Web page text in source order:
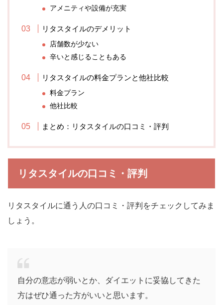
アメニティや設備が充実
リタスタイルのデメリット
店舗数が少ない
辛いと感じることもある
リタスタイルの料金プランと他社比較
料金プラン
他社比較
まとめ：リタスタイルの口コミ・評判
リタスタイルの口コミ・評判
リタスタイルに通う人の口コミ・評判をチェックしてみま
しょう。
自分の意志が弱いとか、ダイエットに妥協してきた
方はぜひ通った方がいいと思います。